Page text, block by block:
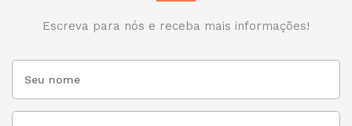
Escreva para nós e receba mais informações!